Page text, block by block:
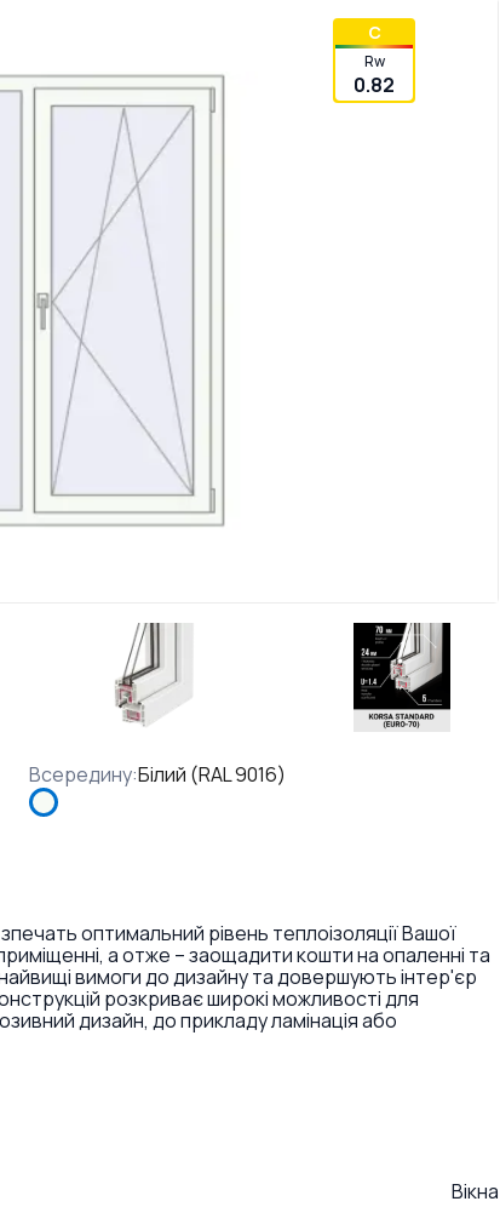
C
Rw
0.82
Всередину:Білий (RAL 9016)
оптимальний рівень теплоізоляції Вашої
а отже – заощадити кошти на опаленні та
вимоги до дизайну та довершують інтер'єр
розкриває широкі можливості для
дизайн, до прикладу ламінація або
Вікна